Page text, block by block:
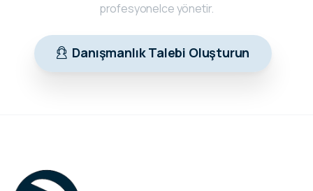
profesyonelce yönetir.
Danışmanlık Talebi Oluşturun